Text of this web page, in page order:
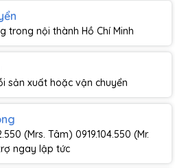
trong nội thành Hồ Chí Minh
sản xuất hoặc vận chuyển
(Mrs. Tâm) 0919.104.550 (Mr.
ngay lập tức